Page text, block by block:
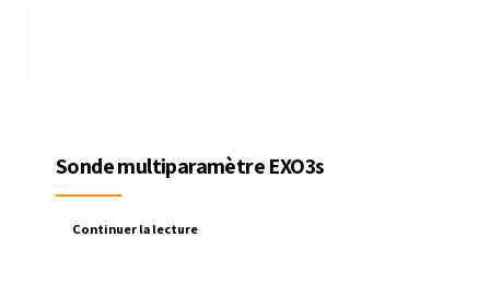
Sonde multiparamètre EXO3s
Continuer la lecture